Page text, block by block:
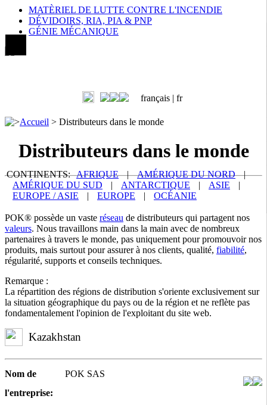
MATÈRIEL DE LUTTE CONTRE L'INCENDIE
DÉVIDOIRS, RIA, PIA & PNP
GÉNIE MÉCANIQUE
français | fr
>Accueil > Distributeurs dans le monde
Distributeurs dans le monde
CONTINENTS: AFRIQUE | AMÉRIQUE DU NORD |
AMÉRIQUE DU SUD
| ANTARCTIQUE | ASIE
|
EUROPE / ASIE
| EUROPE | OCÉANIE
POK® possède un vaste réseau de distributeurs qui partagent nos
valeurs. Nous travaillons main dans la main avec de nombreux
partenaires à travers le monde, pas uniquement pour promouvoir nos
produits, mais surtout pour assurer à nos clients, qualité, fiabilité,
régularité, supports et conseils techniques.
Remarque :
La répartition des régions de distribution s'oriente exclusivement sur
la situation géographique du pays ou de la région et ne reflète pas
fondamentalement l'opinion de l'exploitant du site web.
Kazakhstan
Nom de
l'entreprise:
POK SAS